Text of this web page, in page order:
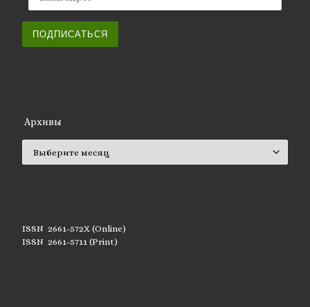
ПОДПИСАТЬСЯ
Архивы
ISSN 2661-572X (Online)
ISSN 2661-5711 (Print)